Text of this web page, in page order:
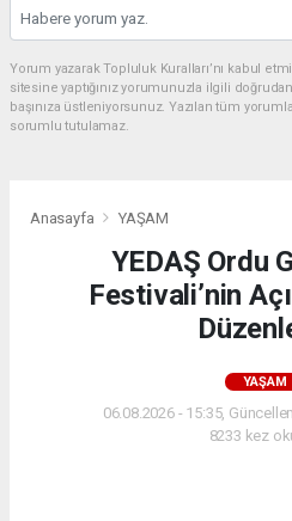
Yorum yazarak Topluluk Kuralları’nı kabul
sitesine yaptığınız yorumunuzla ilgili
başınıza üstleniyorsunuz. Yazılan tüm
sorumlu tutulamaz.
Anasayfa YAŞAM
YEDAŞ Ordu
Festivali’nin
YAŞAM
06.08.2026 - 15:35,
8233 kez